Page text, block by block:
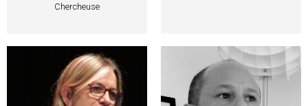
Chercheuse